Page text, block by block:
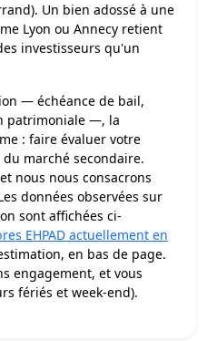
Un bien adossé à une
Lyon ou Annecy retient
investisseurs qu'un
— échéance de bail,
patrimoniale —, la
: faire évaluer votre
marché secondaire.
nous nous consacrons
données observées sur
sont affichées ci-
EHPAD actuellement en
en bas de page.
engagement, et vous
fériés et week-end).